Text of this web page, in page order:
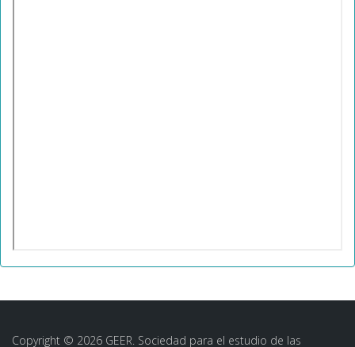
Copyright © 2026 GEER. Sociedad para el estudio de las